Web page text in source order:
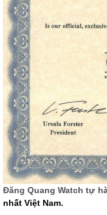
Đăng Quang Watch tự
nhất Việt Nam.